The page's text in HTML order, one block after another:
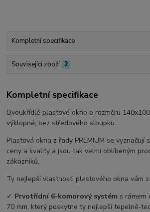
Kompletní specifikace
Související zboží 2
Kompletní specifikace
Dvoukřídlé plastové okno o rozměru
výklopné, bez středového sloupku.
Plastová okna z řady PREMIUM se vyznačují
ceny a kvality a jsou tak velmi oblíbeným
zákazníků.
Ty nejlepší vlastnosti plastového okna vám
✓ Prvotřídní 6-komorový systém s rámem
70 mm, který poskytne ty nejlepší tepelně-